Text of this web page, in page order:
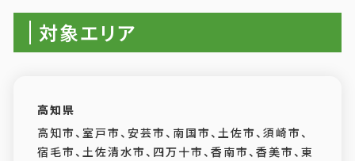
対象エリア
高知県
高知市、室戸市、安芸市、南国市、土佐市、須崎市、
宿毛市、土佐清水市、四万十市、香南市、香美市、東